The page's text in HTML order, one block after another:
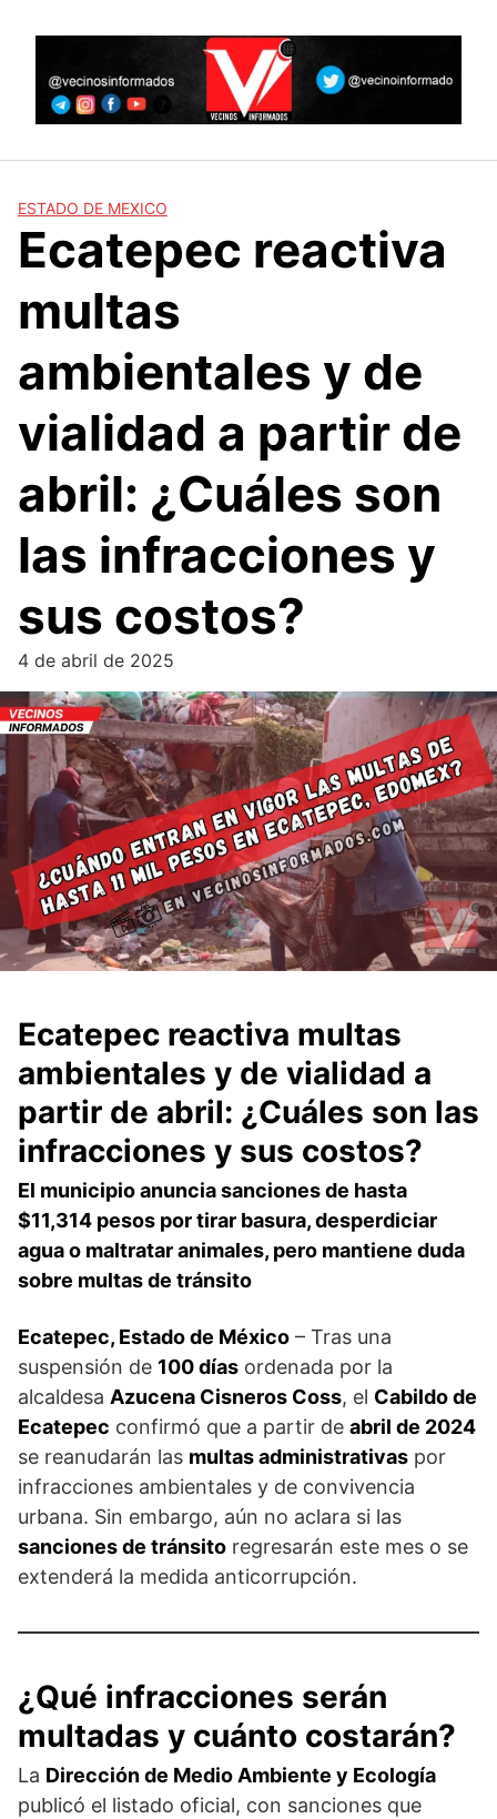
ESTADO DE MEXICO
Ecatepec reactiva
multas
ambientales y de
vialidad a partir de
abril: ¿Cuáles son
las infracciones y
sus costos?
4 de abril de 2025
Ecatepec reactiva multas
ambientales y de vialidad a
partir de abril: ¿Cuáles son las
infracciones y sus costos?
El municipio anuncia sanciones de hasta
$11,314 pesos por tirar basura, desperdiciar
agua o maltratar animales, pero mantiene duda
sobre multas de tránsito
Ecatepec, Estado de México – Tras una
suspensión de 100 días ordenada por la
alcaldesa Azucena Cisneros Coss, el Cabildo de
Ecatepec confirmó que a partir de abril de 2024
se reanudarán las multas administrativas por
infracciones ambientales y de convivencia
urbana. Sin embargo, aún no aclara si las
sanciones de tránsito regresarán este mes o se
extenderá la medida anticorrupción.
¿Qué infracciones serán
multadas y cuánto costarán?
La Dirección de Medio Ambiente y Ecología
publicó el listado oficial, con sanciones que